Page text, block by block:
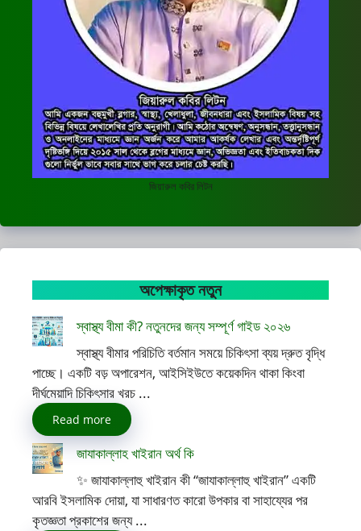
জিয়ারুল কবির লিটন
অপেক্ষাকৃত নতুন
স্বাস্থ্য বীমা কী? নতুনদের জন্য সম্পূর্ণ গাইড ২০২৬
স্বাস্থ্য বীমার পরিচিতি বর্তমান সময়ে চিকিৎসা ব্যয় দ্রুত বৃদ্ধি
পাচ্ছে। একটি বড় অপারেশন, আইসিইউতে কয়েকদিন থাকা কিংবা
দীর্ঘমেয়াদি চিকিৎসার খরচ ...
Read more
জাযাকাল্লাহ খাইরান অর্থ কি
✨ জাযাকাল্লাহু খাইরান কী “জাযাকাল্লাহু খাইরান” একটি
আরবি ইসলামিক দোয়া, যা সাধারণত কারো উপকার বা সাহায্যের পর
কৃতজ্ঞতা প্রকাশের জন্য ...